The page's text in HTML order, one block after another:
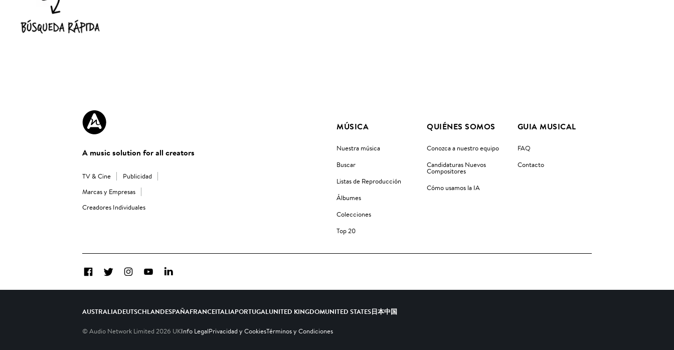
A music solution for all creators
TV & Cine
Publicidad
Marcas y Empresas
Creadores Individuales
MÚSICA
Nuestra música
Buscar
Listas de Reproducción
Álbumes
Colecciones
Top 20
QUIÉNES SOMOS
Conozca a nuestro equipo
Candidaturas Nuevos
Compositores
Cómo usamos la IA
GUIA MUSICAL
FAQ
Contacto
FacebookTwitterInstagramYouTubeLinkedIn
AUSTRALIADEUTSCHLANDESPAÑAFRANCEITALIAPORTUGALUNITED KINGDOMUNITED STATES日本中国
© Audio Network Limited 2026 UKInfo LegalPrivacidad y CookiesTérminos y Condiciones